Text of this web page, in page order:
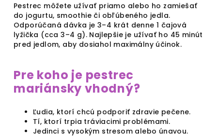
Pestrec môžete užívať priamo alebo ho zamiešať
do jogurtu, smoothie či obľúbeného jedla.
Odporúčaná dávka je 3–4 krát denne 1 čajová
lyžička (cca 3–4 g). Najlepšie je užívať ho 45 minút
pred jedlom, aby dosiahol maximálny účinok.
Pre koho je pestrec
mariánsky vhodný?
Ľudia, ktorí chcú podporiť zdravie pečene.
Tí, ktorí trpia tráviacimi problémami.
Jedinci s vysokým stresom alebo únavou.